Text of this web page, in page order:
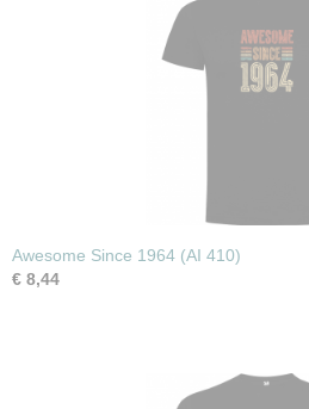
Awesome Since 1964 (AI 410)
€ 8,44